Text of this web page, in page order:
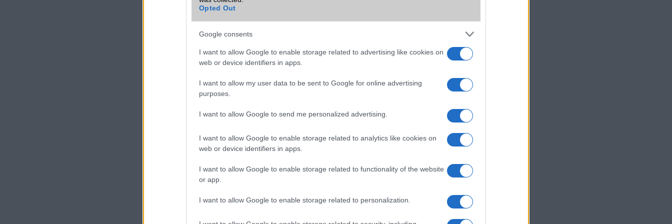
Opted Out
Google consents
I want to allow Google to enable storage related to advertising like cookies on
web or device identifiers in apps.
I want to allow my user data to be sent to Google for online advertising
purposes.
I want to allow Google to send me personalized advertising.
I want to allow Google to enable storage related to analytics like cookies on
web or device identifiers in apps.
I want to allow Google to enable storage related to functionality of the website
or app.
I want to allow Google to enable storage related to personalization.
mobiltelefonok
Infraport
Bluetooth v5,x
Wi-Fi (alap)g/b v6 (ax)
Wi-Fi Direct Van
Wi-Fi extra
Wi-Fi HotSpot Van